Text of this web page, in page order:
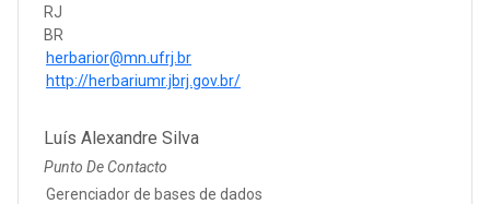
RJ
BR
herbarior@mn.ufrj.br
http://herbariumr.jbrj.gov.br/
Luís Alexandre Silva
Punto De Contacto
Gerenciador de bases de dados